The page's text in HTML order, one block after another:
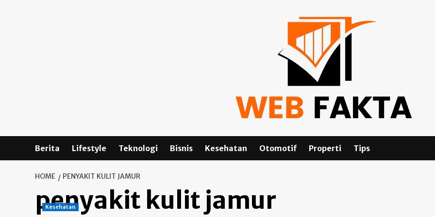
Berita Lifestyle Teknologi Bisnis Kesehatan Otomotif Properti Tips
HOME PENYAKIT KULIT JAMUR
penyakit kulit jamur
Kesehatan